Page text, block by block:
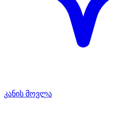
კანის მოვლა